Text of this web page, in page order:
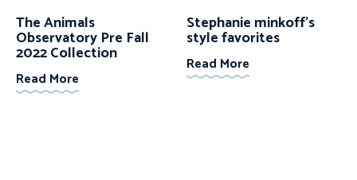
The Animals
Observatory Pre Fall
2022 Collection
Read More
Stephanie minkoff’s
style favorites
Read More